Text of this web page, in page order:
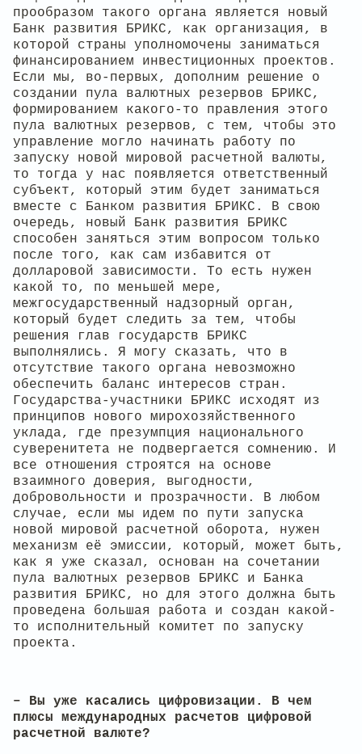
прообразом такого органа является новый
Банк развития БРИКС, как организация, в
которой страны уполномочены заниматься
финансированием инвестиционных проектов.
Если мы, во-первых, дополним решение о
создании пула валютных резервов БРИКС,
формированием какого-то правления этого
пула валютных резервов, с тем, чтобы это
управление могло начинать работу по
запуску новой мировой расчетной валюты,
то тогда у нас появляется ответственный
субъект, который этим будет заниматься
вместе с Банком развития БРИКС. В свою
очередь, новый Банк развития БРИКС
способен заняться этим вопросом только
после того, как сам избавится от
долларовой зависимости. То есть нужен
какой то, по меньшей мере,
межгосударственный надзорный орган,
который будет следить за тем, чтобы
решения глав государств БРИКС
выполнялись. Я могу сказать, что в
отсутствие такого органа невозможно
обеспечить баланс интересов стран.
Государства-участники БРИКС исходят из
принципов нового мирохозяйственного
уклада, где презумпция национального
суверенитета не подвергается сомнению. И
все отношения строятся на основе
взаимного доверия, выгодности,
добровольности и прозрачности. В любом
случае, если мы идем по пути запуска
новой мировой расчетной оборота, нужен
механизм её эмиссии, который, может быть,
как я уже сказал, основан на сочетании
пула валютных резервов БРИКС и Банка
развития БРИКС, но для этого должна быть
проведена большая работа и создан какой-
то исполнительный комитет по запуску
проекта.
– Вы уже касались цифровизации. В чем
плюсы международных расчетов цифровой
расчетной валюте?